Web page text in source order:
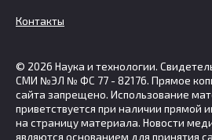
Контакты
© 2026 Наука и технологии.
СМИ №ЭЛ № ФС 77 - 82176. Прямое
сайта запрещено. Использование
приветствуется при наличии прямой
на страницу материала. Новости
являются основанием для принятия